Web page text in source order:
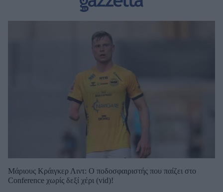
Μάριους Κράιγκερ Λιντ: Ο ποδοσφαιριστής που παίζει στο
Conference χωρίς δεξί χέρι (vid)!